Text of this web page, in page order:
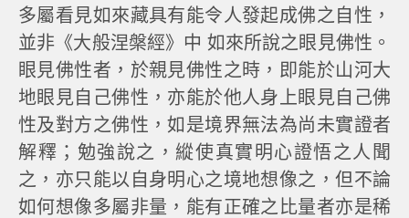
多屬看見如來藏具有能令人發起成佛之自性，
並非《大般涅槃經》中 如來所說之眼見佛性。
眼見佛性者，於親見佛性之時，即能於山河大
地眼見自己佛性，亦能於他人身上眼見自己佛
性及對方之佛性，如是境界無法為尚未實證者
解釋；勉強說之，縱使真實明心證悟之人聞
之，亦只能以自身明心之境地想像之，但不論
如何想像多屬非量，能有正確之比量者亦是稀